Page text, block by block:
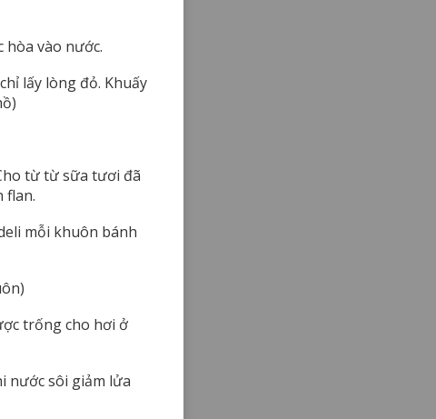
hòa vào nước.
lấy lòng đỏ. Khuấy
từ từ sữa tươi đã
flan.
mỗi khuôn bánh
trống cho hơi ở
nước sôi giảm lửa